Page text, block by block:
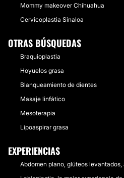
en T invertida con o sin
Desde:
CONTACTAR
RECONSTRUCCIÓN MAMARIA
La reconstrucción mamaria
colocación de expansor,
(DIEP), lipoinyecciones
Desde: $ 40,000 hasta $ 250,000
Mommy makeover Chihuahua
Cervicoplastia Sinaloa
OTRAS BÚSQUEDAS
Braquioplastia
Hoyuelos grasa
Blanqueamiento de dientes
Masaje linfático
Mesoterapia
Lipoaspirar grasa
EXPERIENCIAS
Abdomen plano, glúteos levantados,